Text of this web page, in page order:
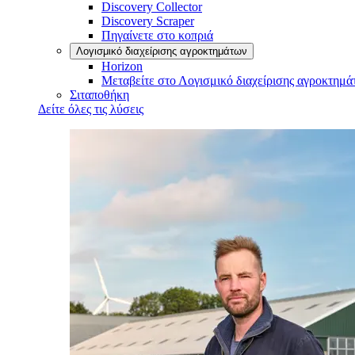
Discovery Collector
Discovery Scraper
Πηγαίνετε στο κοπριά
Λογισμικό διαχείρισης αγροκτημάτων
Horizon
Μεταβείτε στο Λογισμικό διαχείρισης
Σιταποθήκη
Δείτε όλες τις λύσεις